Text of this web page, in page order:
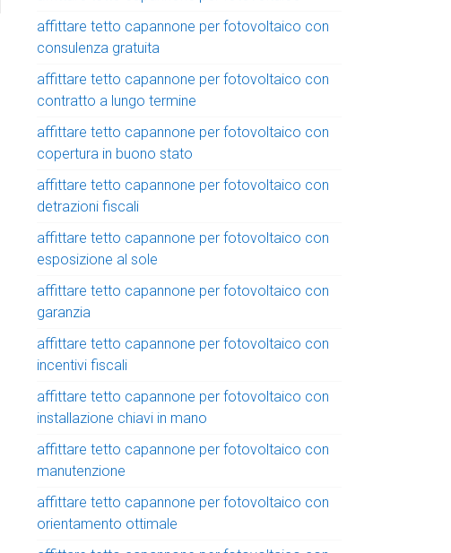
affittare tetto capannone per fotovoltaico con
consulenza gratuita
affittare tetto capannone per fotovoltaico con
contratto a lungo termine
affittare tetto capannone per fotovoltaico con
copertura in buono stato
affittare tetto capannone per fotovoltaico con
detrazioni fiscali
affittare tetto capannone per fotovoltaico con
esposizione al sole
affittare tetto capannone per fotovoltaico con
garanzia
affittare tetto capannone per fotovoltaico con
incentivi fiscali
affittare tetto capannone per fotovoltaico con
installazione chiavi in mano
affittare tetto capannone per fotovoltaico con
manutenzione
affittare tetto capannone per fotovoltaico con
orientamento ottimale